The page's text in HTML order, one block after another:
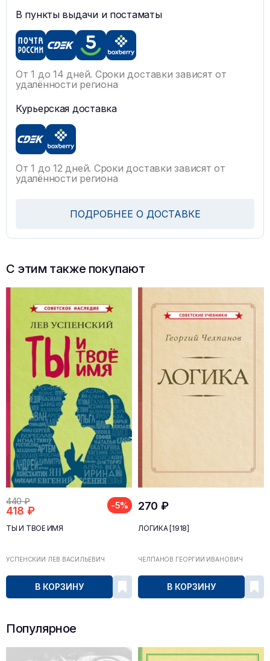
В пункты выдачи и постаматы
От 1 до 14 дней. Сроки доставки зависят от
удалённости региона
Курьерская доставка
От 1 до 12 дней. Сроки доставки зависят от
удалённости региона
ПОДРОБНЕЕ О ДОСТАВКЕ
С этим также покупают
440 ₽
418 ₽ -5%
ТЫ И ТВОЁ ИМЯ
УСПЕНСКИЙ ЛЕВ ВАСИЛЬЕВИЧ
В КОРЗИНУ
270 ₽
ЛОГИКА [1918]
ЧЕЛПАНОВ ГЕОРГИЙ ИВАНОВИЧ
В КОРЗИНУ
Популярное